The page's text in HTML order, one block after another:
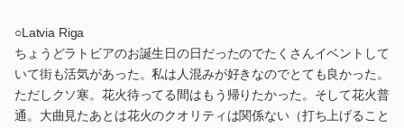
○Latvia Riga
ちょうどラトビアのお誕生日の日だったのでたくさんイベントして
いて街も活気があった。私は人混みが好きなのでとても良かった。
ただしクソ寒。花火待ってる間はもう帰りたかった。そして花火普
通。大曲見たあとは花火のクオリティは関係ない（打ち上げること